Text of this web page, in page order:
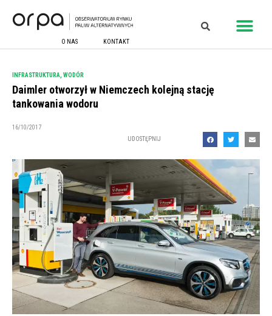
O NAS KONTAKT
INFRASTRUKTURA WODÓR
Daimler otworzył w Niemczech kolejną stację
tankowania wodoru
16/10/2017
UDOSTĘPNIJ